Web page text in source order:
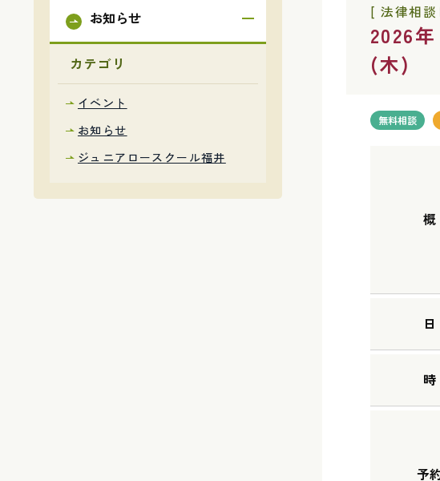
お知らせ
カテゴリ
イベント
お知らせ
ジュニアロースクール福井
[ 法律相
2026
(木)
無料相談
予